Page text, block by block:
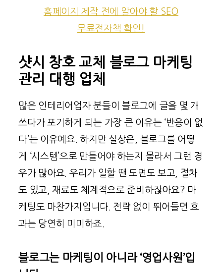
홈페이지 제작 전에 알아야 할 SEO
무료전자책 확인!
샷시 창호 교체 블로그 마케팅
관리 대행 업체
많은 인테리어업자 분들이 블로그에 글을 몇 개
쓰다가 포기하게 되는 가장 큰 이유는 ‘반응이 없
다’는 이유예요. 하지만 실상은, 블로그를 어떻
게 ‘시스템’으로 만들어야 하는지 몰라서 그런 경
우가 많아요. 우리가 일할 땐 도면도 보고, 절차
도 있고, 재료도 체계적으로 준비하잖아요? 마
케팅도 마찬가지입니다. 전략 없이 뛰어들면 효
과는 당연히 미미하죠.
블로그는 마케팅이 아니라 ‘영업사원’입